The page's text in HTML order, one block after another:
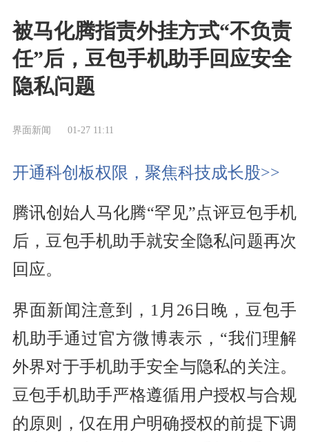
被马化腾指责外挂方式“不负责
任”后，豆包手机助手回应安全
隐私问题
界面新闻 01-27 11:11
开通科创板权限，聚焦科技成长股>>
腾讯创始人马化腾“罕见”点评豆包手机
后，豆包手机助手就安全隐私问题再次
回应。
界面新闻注意到，1月26日晚，豆包手
机助手通过官方微博表示，“我们理解
外界对于手机助手安全与隐私的关注。
豆包手机助手严格遵循用户授权与合规
的原则，仅在用户明确授权的前提下调